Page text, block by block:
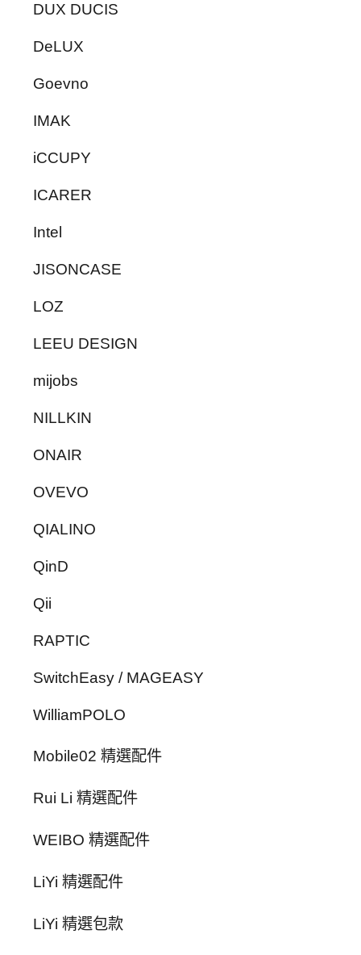
DUX DUCIS
DeLUX
Goevno
IMAK
iCCUPY
ICARER
Intel
JISONCASE
LOZ
LEEU DESIGN
mijobs
NILLKIN
ONAIR
OVEVO
QIALINO
QinD
Qii
RAPTIC
SwitchEasy / MAGEASY
WilliamPOLO
Mobile02 精選配件
Rui Li 精選配件
WEIBO 精選配件
LiYi 精選配件
LiYi 精選包款